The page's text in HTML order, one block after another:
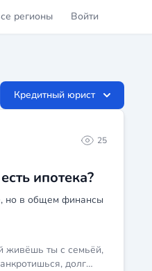
регионы Войти
Кредитный юрист
25
ипотека?
но в общем финансы
живёшь ты с семьёй,
долг